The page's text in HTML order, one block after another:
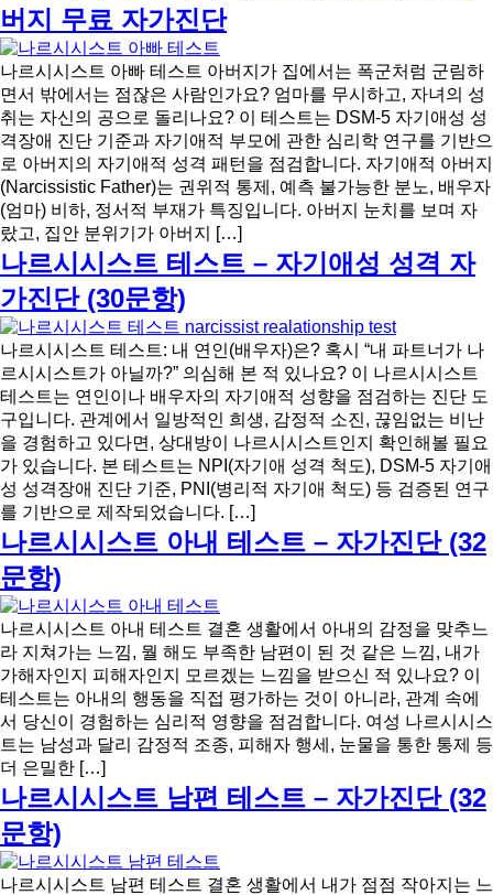
버지 무료 자가진단
나르시시스트 아빠 테스트 아버지가 집에서는 폭군처럼 군림하
면서 밖에서는 점잖은 사람인가요? 엄마를 무시하고, 자녀의 성
취는 자신의 공으로 돌리나요? 이 테스트는 DSM-5 자기애성 성
격장애 진단 기준과 자기애적 부모에 관한 심리학 연구를 기반으
로 아버지의 자기애적 성격 패턴을 점검합니다. 자기애적 아버지
(Narcissistic Father)는 권위적 통제, 예측 불가능한 분노, 배우자
(엄마) 비하, 정서적 부재가 특징입니다. 아버지 눈치를 보며 자
랐고, 집안 분위기가 아버지 […]
나르시시스트 테스트 – 자기애성 성격 자
가진단 (30문항)
나르시시스트 테스트: 내 연인(배우자)은? 혹시 “내 파트너가 나
르시시스트가 아닐까?” 의심해 본 적 있나요? 이 나르시시스트
테스트는 연인이나 배우자의 자기애적 성향을 점검하는 진단 도
구입니다. 관계에서 일방적인 희생, 감정적 소진, 끊임없는 비난
을 경험하고 있다면, 상대방이 나르시시스트인지 확인해볼 필요
가 있습니다. 본 테스트는 NPI(자기애 성격 척도), DSM-5 자기애
성 성격장애 진단 기준, PNI(병리적 자기애 척도) 등 검증된 연구
를 기반으로 제작되었습니다. […]
나르시시스트 아내 테스트 – 자가진단 (32
문항)
나르시시스트 아내 테스트 결혼 생활에서 아내의 감정을 맞추느
라 지쳐가는 느낌, 뭘 해도 부족한 남편이 된 것 같은 느낌, 내가
가해자인지 피해자인지 모르겠는 느낌을 받으신 적 있나요? 이
테스트는 아내의 행동을 직접 평가하는 것이 아니라, 관계 속에
서 당신이 경험하는 심리적 영향을 점검합니다. 여성 나르시시스
트는 남성과 달리 감정적 조종, 피해자 행세, 눈물을 통한 통제 등
더 은밀한 […]
나르시시스트 남편 테스트 – 자가진단 (32
문항)
나르시시스트 남편 테스트 결혼 생활에서 내가 점점 작아지는 느